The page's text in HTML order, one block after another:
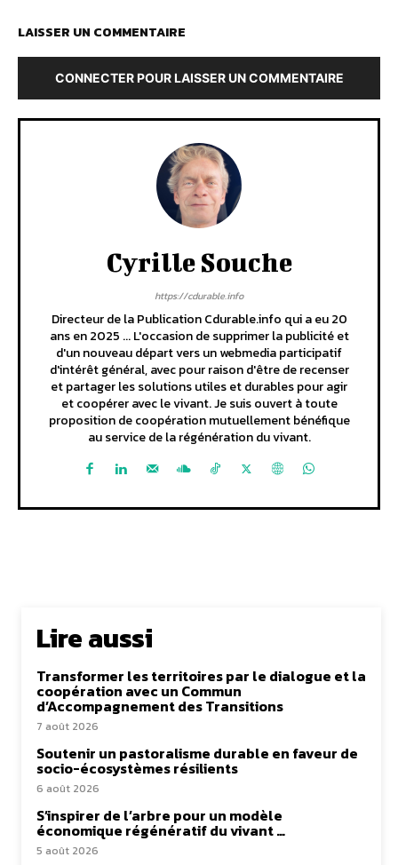
LAISSER UN COMMENTAIRE
CONNECTER POUR LAISSER UN COMMENTAIRE
Cyrille Souche
https://cdurable.info
Directeur de la Publication Cdurable.info qui a eu 20
ans en 2025 ... L'occasion de supprimer la publicité et
d'un nouveau départ vers un webmedia participatif
d'intérêt général, avec pour raison d'être de recenser
et partager les solutions utiles et durables pour agir
et coopérer avec le vivant. Je suis ouvert à toute
proposition de coopération mutuellement bénéfique
au service de la régénération du vivant.
Lire aussi
Transformer les territoires par le dialogue et la
coopération avec un Commun
d’Accompagnement des Transitions
7 août 2026
Soutenir un pastoralisme durable en faveur de
socio-écosystèmes résilients
6 août 2026
S’inspirer de l’arbre pour un modèle
économique régénératif du vivant …
5 août 2026